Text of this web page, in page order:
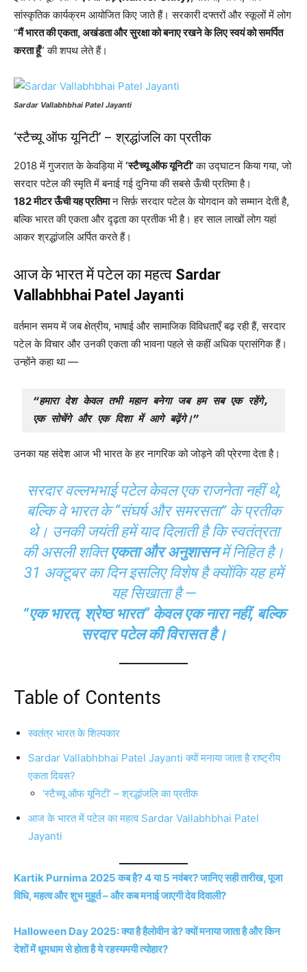
सांस्कृतिक कार्यक्रम आयोजित किए जाते हैं। सरकारी दफ्तरों और स्कूलों में लोग
“मैं भारत की एकता, अखंडता और सुरक्षा को बनाए रखने के लिए स्वयं को समर्पित
करता हूँ” की शपथ लेते हैं।
Sardar Vallabhbhai Patel Jayanti
‘स्टैच्यू ऑफ यूनिटी’ – श्रद्धांजलि का प्रतीक
2018 में गुजरात के केवड़िया में ‘स्टैच्यू ऑफ यूनिटी’का उद्घाटन किया गया, जो
सरदार पटेल की स्मृति में बनाई गई दुनिया की सबसे ऊँची प्रतिमा है।
182 मीटर ऊँची यह प्रतिमान सिर्फ़ सरदार पटेल के योगदान को सम्मान देती है,
बल्कि भारत की एकता और दृढ़ता का प्रतीक भी है। हर साल लाखों लोग यहां
आकर श्रद्धांजलि अर्पित करते हैं।
आज के भारत में पटेल का महत्व Sardar
Vallabhbhai Patel Jayanti
वर्तमान समय में जब क्षेत्रीय, भाषाई और सामाजिक विविधताएँ बढ़ रही हैं, सरदार
पटेल के विचार और उनकी एकता की भावना पहले से कहीं अधिक प्रासंगिक हैं।
उन्होंने कहा था —
“हमारा देश केवल तभी महान बनेगा जब हम सब एक रहेंगे,
एक सोचेंगे और एक दिशा में आगे बढ़ेंगे।”
उनका यह संदेश आज भी भारत के हर नागरिक को जोड़ने की प्रेरणा देता है।
सरदार वल्लभभाई पटेल केवल एक राजनेता नहीं थे,
बल्कि वे भारत के “संघर्ष और समरसता” के प्रतीक
थे। उनकी जयंती हमें याद दिलाती है कि स्वतंत्रता
की असली शक्तिएकता और अनुशासनमें निहित है।
31 अक्टूबर का दिन इसलिए विशेष है क्योंकि यह हमें
यह सिखाता है —
“एक भारत, श्रेष्ठ भारत” केवल एक नारा नहीं, बल्कि
सरदार पटेल की विरासत है।
Table of Contents
स्वतंत्र भारत के शिल्पकार
Sardar Vallabhbhai Patel Jayanti क्यों मनाया जाता है राष्ट्रीय
एकता दिवस?
‘स्टैच्यू ऑफ यूनिटी’ – श्रद्धांजलि का प्रतीक
आज के भारत में पटेल का महत्व Sardar Vallabhbhai Patel
Jayanti
Kartik Purnima 2025 कब है? 4 या 5 नवंबर? जानिए सही तारीख, पूजा
विधि, महत्व और शुभ मुहूर्त – और कब मनाई जाएगी देव दिवाली?
Halloween Day 2025: क्या है हैलोवीन डे? क्यों मनाया जाता है और किन
देशों में धूमधाम से होता है ये रहस्यमयी त्योहार?